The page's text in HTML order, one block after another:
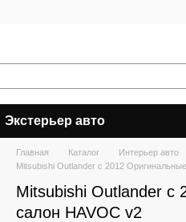
Экстерьер авто
Главная Каталог Интерьер авто
Mitsubishi Outlander c 2012
Mitsubishi Outlander c
салон HAVOC v2